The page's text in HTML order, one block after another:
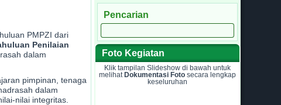
PMPZI dari
Penilaian
dalam
pimpinan, tenaga
dalam
nilai integritas.
Pencarian
Foto Kegiatan
Klik tampilan Slideshow di bawah untuk
melihat Dokumentasi Foto secara lengkap
keseluruhan